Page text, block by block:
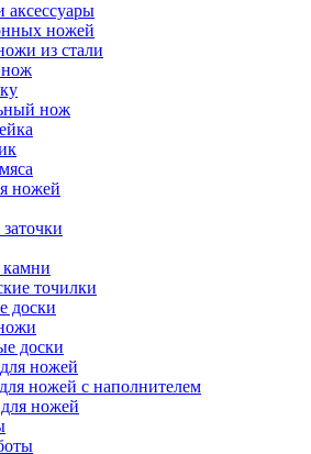
ножей
из стали
нож
нож
ножей
точилки
доски
доски
ножей
ножей с наполнителем
ножей